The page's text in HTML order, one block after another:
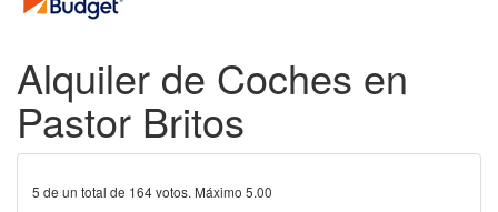
Alquiler de Coches en
Pastor Britos
5 de un total de 164votos. Máximo 5.00